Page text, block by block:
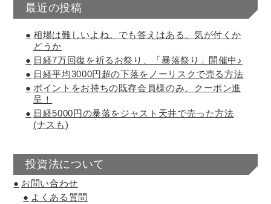
最近の投稿
相場は難しいよね。でも答えはある。気が付くか
どうか
日経7万回復を祈るお祭り、「暴落祭り」開催中♪
日経平均3000円超の下落をノーリスクで売る方法
ポイントをお持ちの既存会員様のみ、クーポン進
呈！
日経5000円の暴落をジャスト天井で売った方法
(ナスも)
投資法について
お問い合わせ
よくある質問